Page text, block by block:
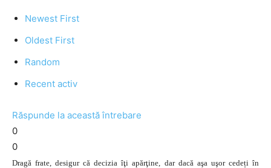
Newest First
Oldest First
Random
Recent activ
Răspunde la această întrebare
0
0
Dragă frate, desigur că decizia îţi apărţine, dar dacă aşa uşor cedeți în